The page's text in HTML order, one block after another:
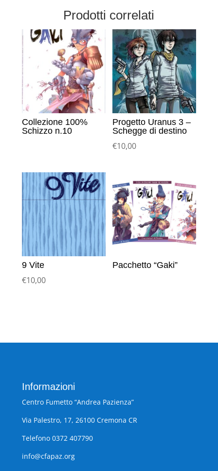
Prodotti correlati
Collezione 100%
Schizzo n.10
Progetto Uranus 3 –
Schegge di destino
€10,00
9 Vite
€10,00
Pacchetto “Gaki”
Informazioni
Centro Fumetto “Andrea Pazienza”
Via Palestro, 17, 26100 Cremona CR
Telefono 0372 407790
info@cfapaz.org